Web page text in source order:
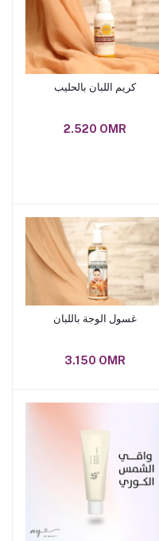
كريم اللبان بالحليب
2.520 OMR
غسول الوجة باللبان
3.150 OMR